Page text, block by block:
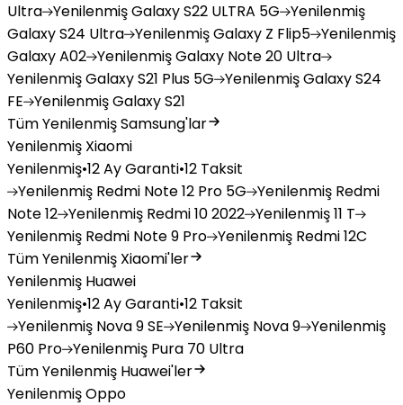
Ultra YenilenmişGalaxy S22 ULTRA 5G Yenilenmiş
Galaxy S24 Ultra YenilenmişGalaxy Z Flip5 Yenilenmiş
Galaxy A02 YenilenmişGalaxy Note 20 Ultra
YenilenmişGalaxy S21 Plus 5G YenilenmişGalaxy S24
FE YenilenmişGalaxy S21
Tüm Yenilenmiş Samsung'lar
Yenilenmiş Xiaomi
Yenilenmiş•12 Ay Garanti•12 Taksit
Yenilenmiş Redmi Note 12 Pro 5G Yenilenmiş Redmi
Note 12 Yenilenmiş Redmi 10 2022 Yenilenmiş11 T
Yenilenmiş Redmi Note 9 Pro Yenilenmiş Redmi 12C
Tüm Yenilenmiş Xiaomi'ler
Yenilenmiş Huawei
Yenilenmiş•12 Ay Garanti•12 Taksit
Yenilenmiş Nova 9 SE Yenilenmiş Nova 9 Yenilenmiş
P60 Pro Yenilenmiş Pura 70 Ultra
Tüm Yenilenmiş Huawei'ler
Yenilenmiş Oppo